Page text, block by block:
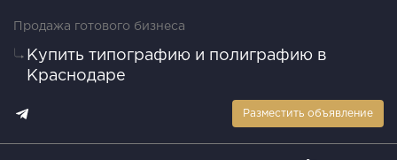
Продажа готового бизнеса
Купить типографию и полиграфию в
Краснодаре
Разместить объявление